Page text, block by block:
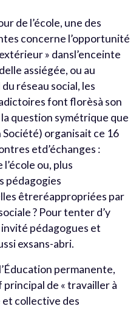
de l’école, une des
concerne l’opportunité
» dansl’enceinte
assiégée, ou au
réseau social, les
font florèsà son
question symétrique que
organisait ce 16
etd’échanges :
ou, plus
pédagogies
êtreréappropriées par
? Pour tenter d’y
pédagogues et
exsans-abri.
permanente,
principal de « travailler à
et collective des